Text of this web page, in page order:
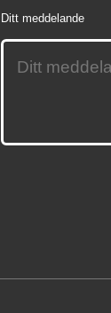
Ditt meddelande